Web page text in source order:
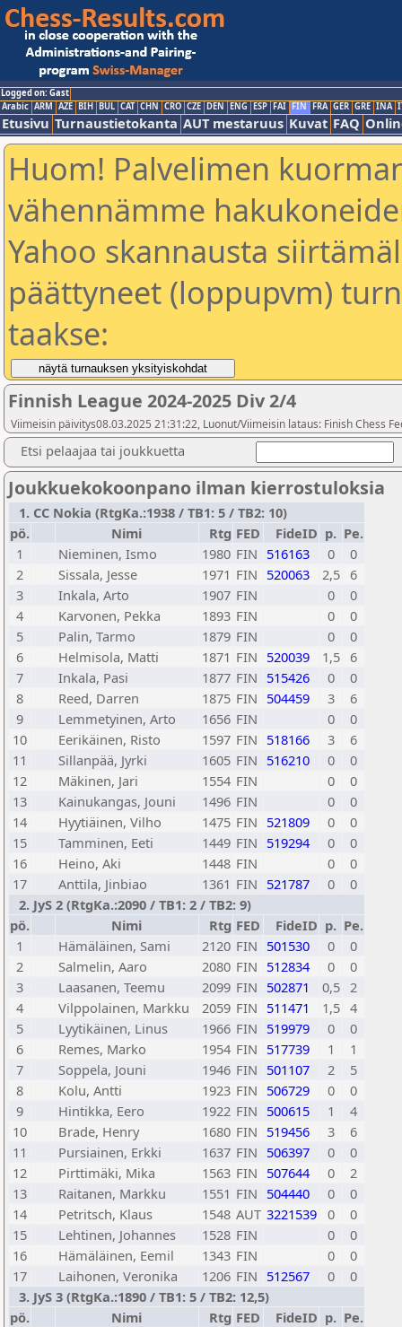
Logged on: Gast
Arabic ARM AZE BIH BUL CAT CHN CRO CZE DEN ENG ESP FAI FIN FRA GER GRE INA
Etusivu Turnaustietokanta AUT mestaruus Kuvat FAQ
Huom! Palvelimen
vähennämme
Yahoo skannausta
päättyneet (loppupvm)
taakse:
Finnish League 2024-2025 Div 2/4
Viimeisin päivitys08.03.2025 21:31:22, Luonut/Viimeisin lataus: Finish Chess
Etsi pelaajaa tai joukkuetta
Joukkuekokoonpano ilman kierrostuloksia
1. CC Nokia (RtgKa.:1938 / TB1: 5 / TB2: 10)
pö.
Nimi Rtg FED FideID p. Pe.
1
Nieminen, Ismo 1980 FIN 516163 0
0
2
Sissala, Jesse 1971 FIN 520063 2,5 6
3
Inkala, Arto 1907 FIN 0
0
4
Karvonen, Pekka 1893 FIN 0
0
5
Palin, Tarmo 1879 FIN 0
0
6
Helmisola, Matti 1871 FIN 520039 1,5 6
7
Inkala, Pasi 1877 FIN 515426 0
0
8
Reed, Darren 1875 FIN 504459 3
6
9
Lemmetyinen, Arto 1656 FIN 0
0
10
Eerikäinen, Risto 1597 FIN 518166 3
6
11
Sillanpää, Jyrki 1605 FIN 516210 0
0
12
Mäkinen, Jari 1554 FIN 0
0
13
Kainukangas, Jouni 1496 FIN 0
0
14
Hyytiäinen, Vilho 1475 FIN 521809 0
0
15
Tamminen, Eeti 1449 FIN 519294 0
0
16
Heino, Aki 1448 FIN 0
0
17
Anttila, Jinbiao 1361 FIN 521787 0
0
2. JyS 2 (RtgKa.:2090 / TB1: 2 / TB2: 9)
pö.
Nimi Rtg FED FideID p. Pe.
1
Hämäläinen, Sami 2120 FIN 501530 0
0
2
Salmelin, Aaro 2080 FIN 512834 0
0
3
Laasanen, Teemu 2099 FIN 502871 0,5 2
4
Vilppolainen, Markku 2059 FIN 511471 1,5 4
5
Lyytikäinen, Linus 1966 FIN 519979 0
0
6
Remes, Marko 1954 FIN 517739 1
1
7
Soppela, Jouni 1946 FIN 501107 2
5
8
Kolu, Antti 1923 FIN 506729 0
0
9
Hintikka, Eero 1922 FIN 500615 1
4
10
Brade, Henry 1680 FIN 519456 3
6
11
Pursiainen, Erkki 1637 FIN 506397 0
0
12
Pirttimäki, Mika 1563 FIN 507644 0
2
13
Raitanen, Markku 1551 FIN 504440 0
0
14
Petritsch, Klaus 1548 AUT 3221539 0
0
15
Lehtinen, Johannes 1528 FIN 0
0
16
Hämäläinen, Eemil 1343 FIN 0
0
17
Laihonen, Veronika 1206 FIN 512567 0
0
3. JyS 3 (RtgKa.:1890 / TB1: 5 / TB2: 12,5)
pö.
Nimi Rtg FED FideID p. Pe.